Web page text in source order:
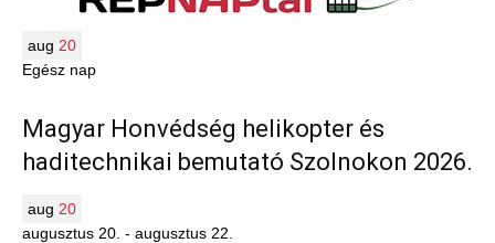
aug 20
Egész nap
Magyar Honvédség helikopter és
haditechnikai bemutató Szolnokon 2026.
aug 20
augusztus 20. - augusztus 22.